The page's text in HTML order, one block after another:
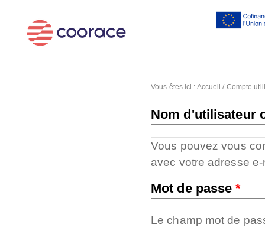
Vous êtes ici : Accueil / Compte
Nom d'utilisateur
Vous pouvez vous
avec votre adresse e-
Mot de passe*
Le champ mot de